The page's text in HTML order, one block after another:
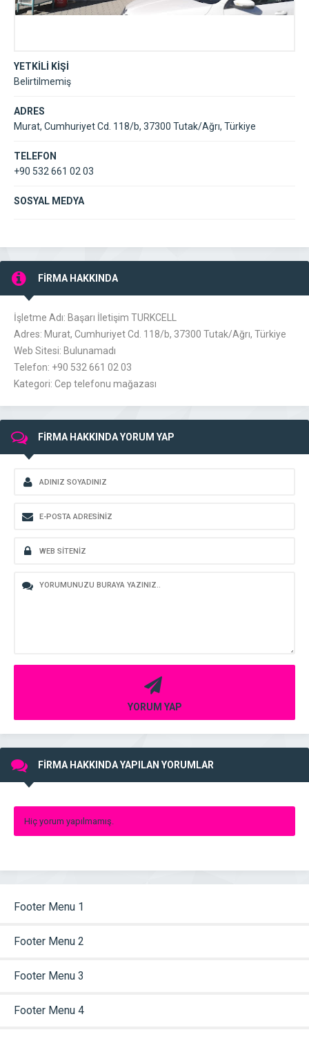
YETKİLİ KİŞİ
Belirtilmemiş
ADRES
Murat, Cumhuriyet Cd. 118/b, 37300 Tutak/Ağrı, Türkiye
TELEFON
+90 532 661 02 03
SOSYAL MEDYA
FİRMA HAKKINDA
İşletme Adı: Başarı İletişim TURKCELL
Adres: Murat, Cumhuriyet Cd. 118/b, 37300 Tutak/Ağrı, Türkiye
Web Sitesi: Bulunamadı
Telefon: +90 532 661 02 03
Kategori: Cep telefonu mağazası
FİRMA HAKKINDA YORUM YAP
YORUM YAP
FİRMA HAKKINDA YAPILAN YORUMLAR
Hiç yorum yapılmamış.
Footer Menu 1
Footer Menu 2
Footer Menu 3
Footer Menu 4